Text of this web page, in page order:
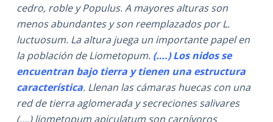
cedro, roble y Populus. A mayores alturas son
menos abundantes y son reemplazados por L.
luctuosum.​ La altura juega un importante papel en
la población de Liometopum. (….) Los nidos se
encuentran bajo tierra y tienen una estructura
característica. Llenan las cámaras huecas con una
red de tierra aglomerada y secreciones salivares
(….) liometopum apiculatum son carnívoros